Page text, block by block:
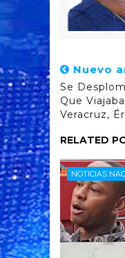
Nuevo
Se
Que
Veracruz,
RELATED
NOTICIAS